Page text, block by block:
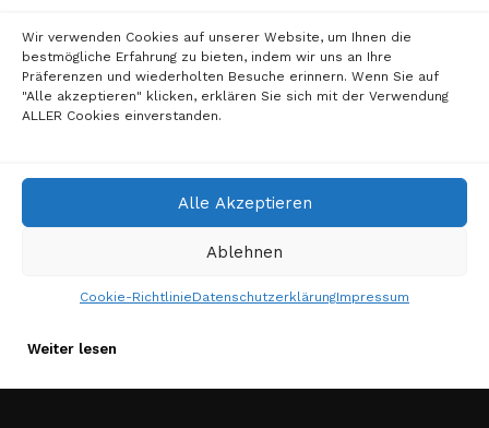
Wir verwenden Cookies auf unserer Website, um Ihnen die
bestmögliche Erfahrung zu bieten, indem wir uns an Ihre
Präferenzen und wiederholten Besuche erinnern. Wenn Sie auf
"Alle akzeptieren" klicken, erklären Sie sich mit der Verwendung
ALLER Cookies einverstanden.
Alle Akzeptieren
Ablehnen
Cookie-RichtlinieDatenschutzerklärungImpressum
25 Apr. 2023
do this sort of thing) someone tracked down a ...
Weiter lesen